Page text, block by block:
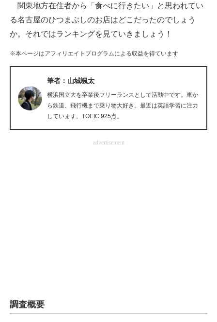
好きが集まる 比べて選べる
ビジネスと働き方のヒント
AI活用のいまが分かる
企業ITのトレンドを詳説
経営リーダーのコミュニティ
マーケ×ITの今がよく分かる
ITエンジニア向け専門サイト
建設×テクノロジーの最前線
関東地方在住者から「食べに行きたい」と思われてい
る名古屋のひつまぶしのお店はどこだったのでしょう
か。それではランキングを見ていきましょう！
※本ページはアフィリエイトプログラムによる収益を得ています
筆者：山城颯太
横浜国立大を卒業後フリーランスとして活動中です。車か
ら鉄道、飛行機まで乗り物大好き。最近は英語学習に注力
しています。TOEIC 925点。
advertisement
調査概要